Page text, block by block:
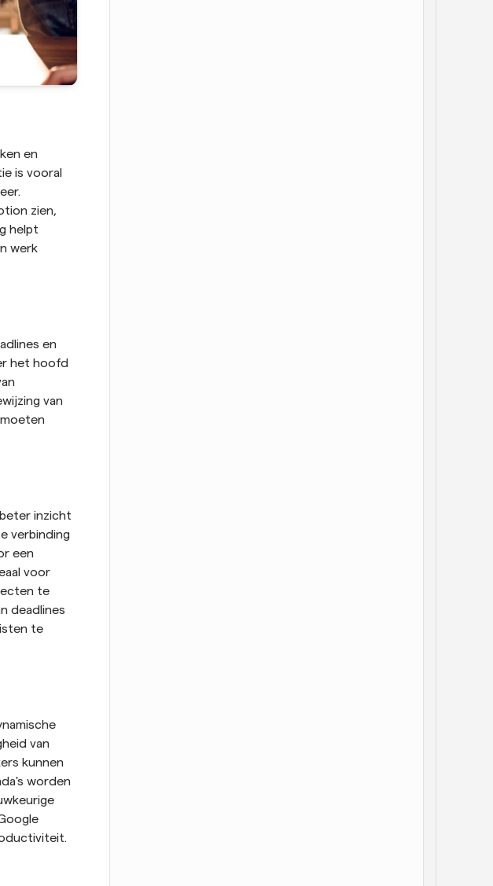
en
is vooral
zien,
helpt
werk
en
het hoofd
van
inzicht
verbinding
een
voor
te
deadlines
te
van
kunnen
worden